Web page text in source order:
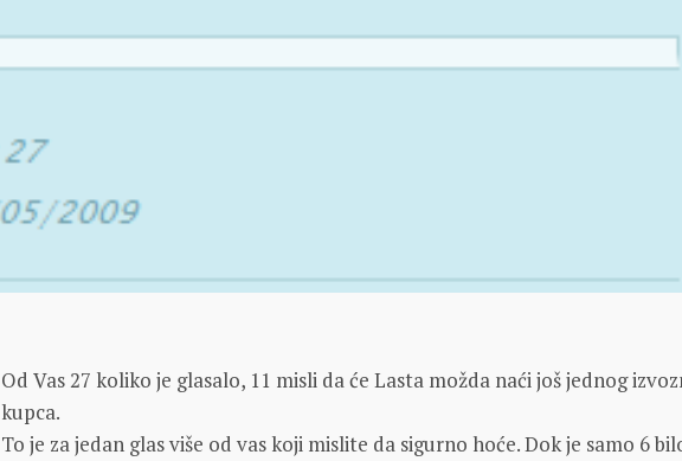
Od Vas 27 koliko je glasalo, 11 misli da će Lasta možda naći još jednog
kupca.
To je za jedan glas više od vas koji mislite da sigurno hoće. Dok je samo 6